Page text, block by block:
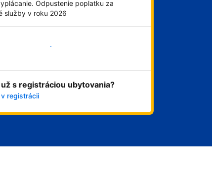
Odpustenie poplatku za
služby v roku 2026
s registráciou ubytovania?
registrácii